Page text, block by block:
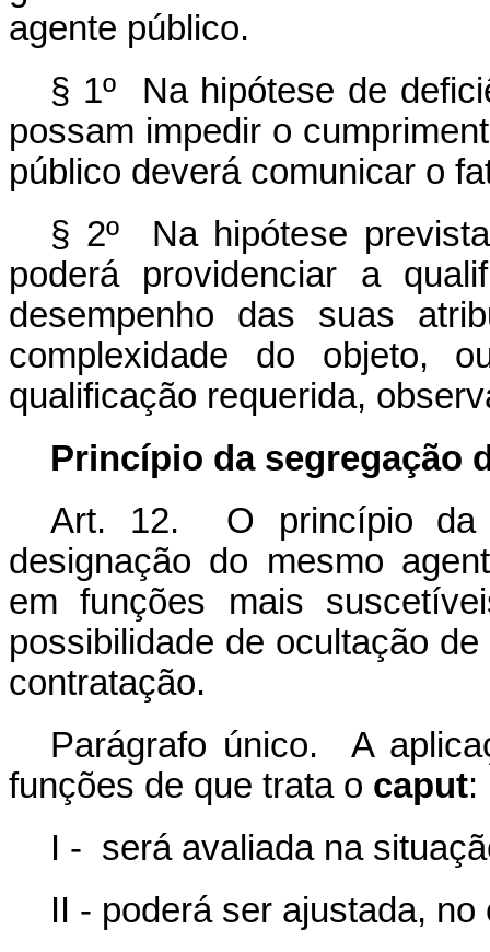
agente público.
§ 1º Na hipótese de
possam impedir o
público deverá comunicar o
§ 2º Na hipótese
poderá providenciar a
desempenho das suas
complexidade do objeto,
qualificação requerida,
Princípio da segregação
Art. 12. O princípio da
designação do mesmo
em funções mais
possibilidade de ocultação
contratação.
Parágrafo único. A
funções de que trata o caput:
I - será avaliada na
II - poderá ser ajustada,